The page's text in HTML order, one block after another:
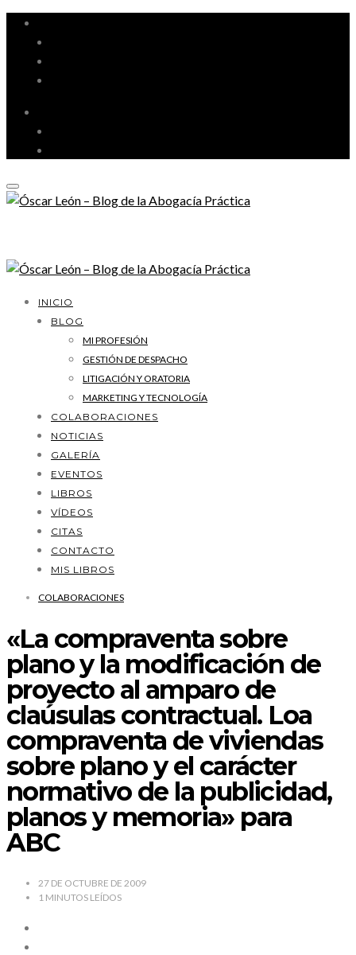
INICIO
BLOG
MI PROFESIÓN
GESTIÓN DE DESPACHO
LITIGACIÓN Y ORATORIA
MARKETING Y TECNOLOGÍA
COLABORACIONES
NOTICIAS
GALERÍA
EVENTOS
LIBROS
VÍDEOS
CITAS
CONTACTO
MIS LIBROS
COLABORACIONES
«La compraventa sobre
plano y la modificación de
proyecto al amparo de
claúsulas contractual. Loa
compraventa de viviendas
sobre plano y el carácter
normativo de la publicidad,
planos y memoria» para
ABC
27 DE OCTUBRE DE 2009
1 MINUTOS LEÍDOS